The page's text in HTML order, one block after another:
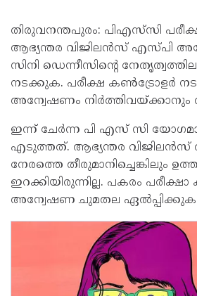
തിരുവനന്തപുരം: പിഎസ്‌സി
ആഭ്യന്തര വിജിലന്‍സ് എസ്പി
സിനി ഡെന്നീസിന്റെ
നടക്കുക. പരീക്ഷ കണ്‍ട്രോളര്‍
അന്വേഷണം നിര്‍ത്തിവയ്ക്കാനും
ഇന്ന് ചേര്‍ന്ന പി എസ് സി
എടുത്തത്. ആഭ്യന്തര വിജിലന്‍സ്
നേരത്തെ തീരുമാനിച്ചെങ്കിലും
ഇറക്കിയിരുന്നില്ല. പകരം
അന്വേഷണ ചുമതല